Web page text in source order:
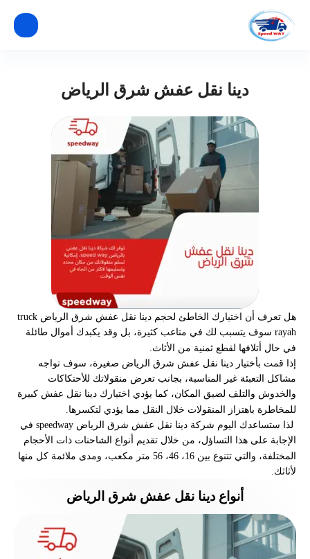
دينا نقل عفش شرق الرياض
هل تعرف أن اختيارك الخاطئ لحجم دينا نقل عفش شرق الرياض truck
rayah سوف يتسبب لك في متاعب كثيرة، بل وقد يكبدك أموال طائلة
في حال أتلافها لقطع ثمنية من الأثاث.
إذا قمت بأختيار دينا نقل عفش شرق الرياض صغيرة، سوف تواجه
مشاكل التعبئة غير المناسبة، بجانب تعرض منقولاتك للأحتكاكات
والخدوش والتلف لضيق المكان، كما يؤدي اختيارك دينا نقل عفش كبيرة
للمخاطرة باهتزاز المنقولات خلال النقل مما يؤدي لتكسرها.
لذا ستساعدك اليوم شركة دينا نقل عفش شرق الرياض speedway في
الإجابة على هذا التساؤل، من خلال تقديم أنواع الشاحنات ذات الأحجام
المختلفة، والتي تتنوع بين 16، 46، 56 متر مكعب، ومدى ملائمة كل منها
لأثاثك.
أنواع دينا نقل عفش شرق الرياض